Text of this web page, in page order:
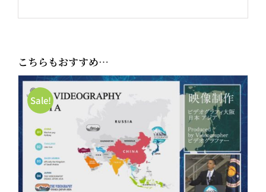
こちらもおすすめ…
Sale!